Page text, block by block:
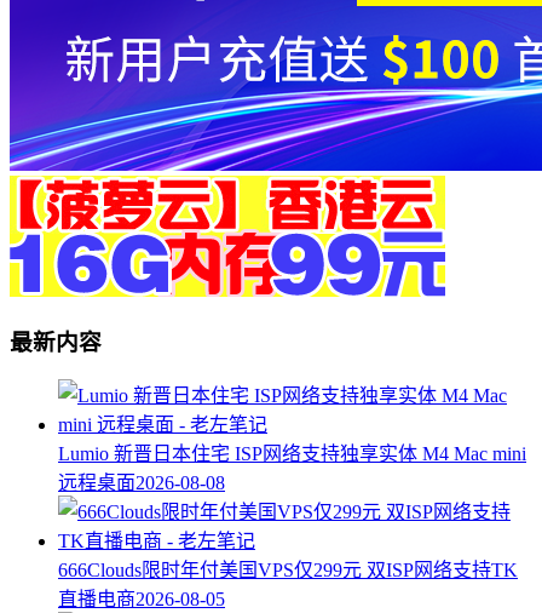
最新内容
Lumio 新晋日本住宅 ISP网络支持独享实体 M4 Mac mini
远程桌面2026-08-08
666Clouds限时年付美国VPS仅299元 双ISP网络支持TK
直播电商2026-08-05